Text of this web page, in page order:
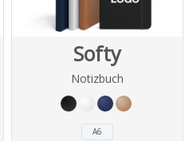
Softy
Notizbuch
A6